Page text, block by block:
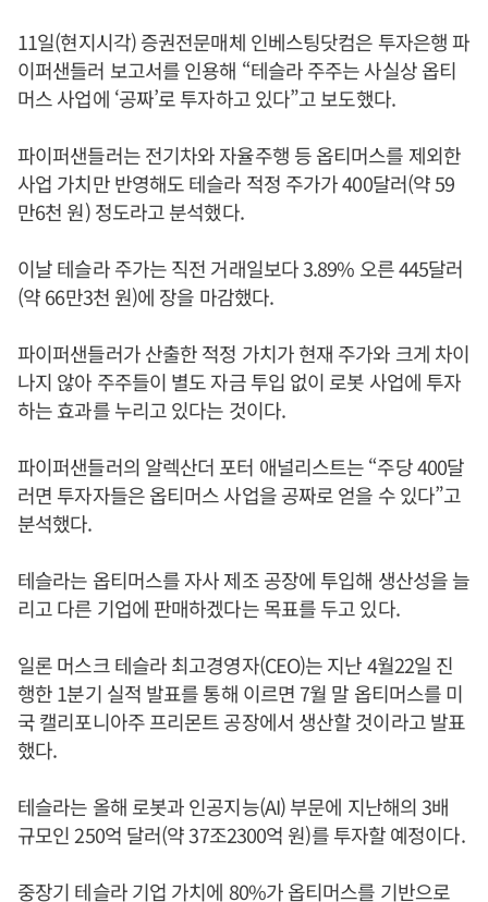
11일(현지시각) 증권전문매체 인베스팅닷컴은 투자은행 파
이퍼샌들러 보고서를 인용해 “테슬라 주주는 사실상 옵티
머스 사업에 ‘공짜’로 투자하고 있다”고 보도했다.
파이퍼샌들러는 전기차와 자율주행 등 옵티머스를 제외한
사업 가치만 반영해도 테슬라 적정 주가가 400달러(약 59
만6천 원) 정도라고 분석했다.
이날 테슬라 주가는 직전 거래일보다 3.89% 오른 445달러
(약 66만3천 원)에 장을 마감했다.
파이퍼샌들러가 산출한 적정 가치가 현재 주가와 크게 차이
나지 않아 주주들이 별도 자금 투입 없이 로봇 사업에 투자
하는 효과를 누리고 있다는 것이다.
파이퍼샌들러의 알렉산더 포터 애널리스트는 “주당 400달
러면 투자자들은 옵티머스 사업을 공짜로 얻을 수 있다”고
분석했다.
테슬라는 옵티머스를 자사 제조 공장에 투입해 생산성을 늘
리고 다른 기업에 판매하겠다는 목표를 두고 있다.
일론 머스크 테슬라 최고경영자(CEO)는 지난 4월22일 진
행한 1분기 실적 발표를 통해 이르면 7월 말 옵티머스를 미
국 캘리포니아주 프리몬트 공장에서 생산할 것이라고 발표
했다.
테슬라는 올해 로봇과 인공지능(AI) 부문에 지난해의 3배
규모인 250억 달러(약 37조2300억 원)를 투자할 예정이다.
중장기 테슬라 기업 가치에 80%가 옵티머스를 기반으로